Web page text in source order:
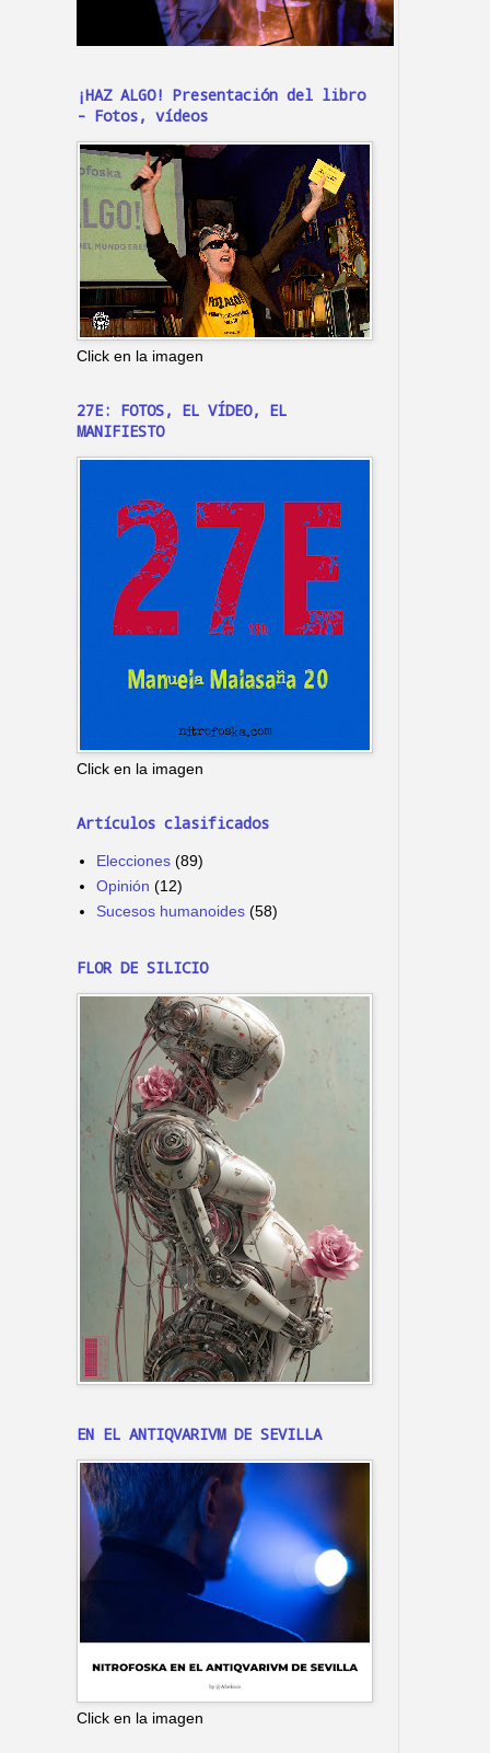
¡HAZ ALGO! Presentación del libro
- Fotos, vídeos
Click en la imagen
27E: FOTOS, EL VÍDEO, EL
MANIFIESTO
Click en la imagen
Artículos clasificados
Elecciones (89)
Opinión (12)
Sucesos humanoides (58)
FLOR DE SILICIO
EN EL ANTIQVARIVM DE SEVILLA
Click en la imagen